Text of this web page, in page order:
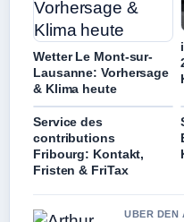
Wetter Le Mont-sur-
Lausanne: Vorhersage
& Klima heute
Service des
contributions
Fribourg: Kontakt,
Fristen & FriTax
UBER DEN